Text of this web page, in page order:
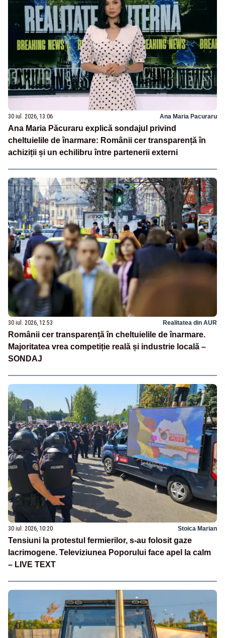
30 iul. 2026, 13:06 Ana Maria Pacuraru
Ana Maria Păcuraru explică sondajul privind
cheltuielile de înarmare: Românii cer transparență în
achiziții și un echilibru între partenerii externi
30 iul. 2026, 12:53 Realitatea din AUR
Românii cer transparență în cheltuielile de înarmare.
Majoritatea vrea competiție reală și industrie locală –
SONDAJ
30 iul. 2026, 10:20 Stoica Marian
Tensiuni la protestul fermierilor, s-au folosit gaze
lacrimogene. Televiziunea Poporului face apel la calm
– LIVE TEXT